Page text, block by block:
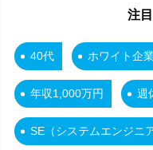
注
40代 ホワイト企
年収1,000万円 週
SE（システムエンジニア